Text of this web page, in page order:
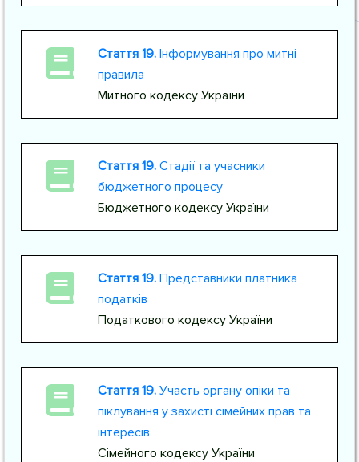
Стаття 19. Інформування про митні
правила
Митного кодексу України
Стаття 19. Стадії та учасники
бюджетного процесу
Бюджетного кодексу України
Стаття 19. Представники платника
податків
Податкового кодексу України
Стаття 19. Участь органу опіки та
піклування у захисті сімейних прав та
інтересів
Сімейного кодексу України